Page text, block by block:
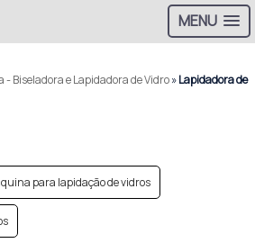
MENU
- Biseladora e Lapidadora de Vidro»Lapidadora de
para lapidação de vidros